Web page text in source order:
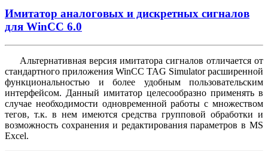
Имитатор аналоговых и дискретных сигналов
для WinCC 6.0
Альтернативная версия имитатора сигналов отличается от
стандартного приложения WinCC TAG Simulator расширенной
функциональностью и более удобным пользовательским
интерфейсом. Данный имитатор целесообразно применять в
случае необходимости одновременной работы с множеством
тегов, т.к. в нем имеются средства групповой обработки и
возможность сохранения и редактирования параметров в MS
Excel.